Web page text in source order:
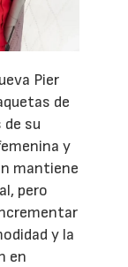
Pier
de
su
y
mantiene
pero
y la
en